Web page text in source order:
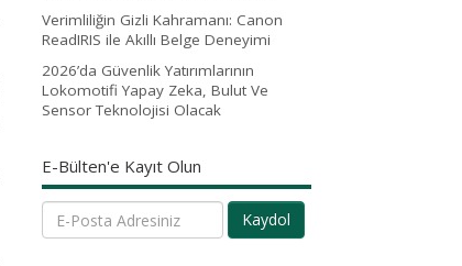
Verimliliğin Gizli Kahramanı: Canon
ReadIRIS ile Akıllı Belge Deneyimi
2026’da Güvenlik Yatırımlarının
Lokomotifi Yapay Zeka, Bulut Ve
Sensor Teknolojisi Olacak
E-Bülten'e Kayıt Olun
Kaydol